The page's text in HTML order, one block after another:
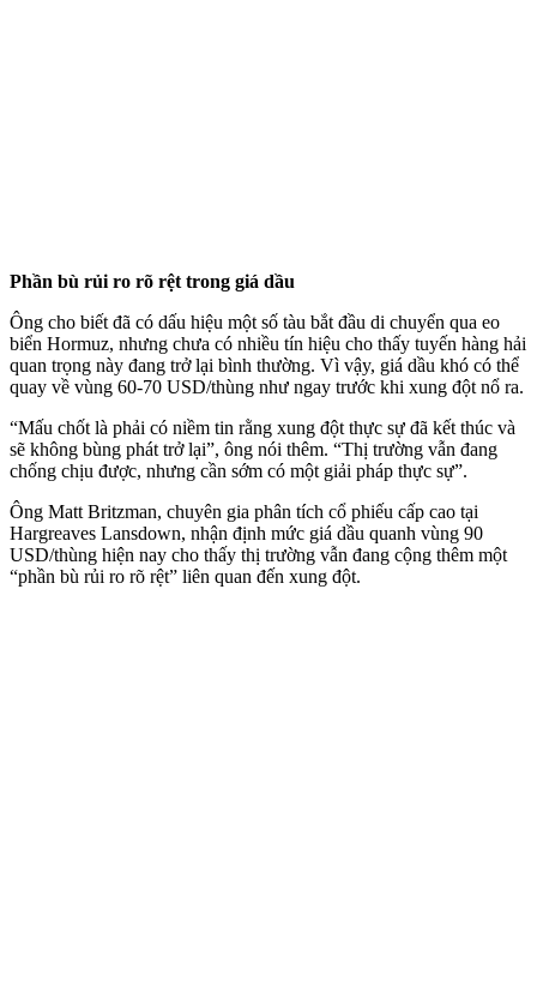
Phần bù rủi ro rõ rệt trong giá dầu
Ông cho biết đã có dấu hiệu một số tàu bắt đầu di chuyển qua eo
biển Hormuz, nhưng chưa có nhiều tín hiệu cho thấy tuyến hàng hải
quan trọng này đang trở lại bình thường. Vì vậy, giá dầu khó có thể
quay về vùng 60-70 USD/thùng như ngay trước khi xung đột nổ ra.
“Mấu chốt là phải có niềm tin rằng xung đột thực sự đã kết thúc và
sẽ không bùng phát trở lại”, ông nói thêm. “Thị trường vẫn đang
chống chịu được, nhưng cần sớm có một giải pháp thực sự”.
Ông Matt Britzman, chuyên gia phân tích cổ phiếu cấp cao tại
Hargreaves Lansdown, nhận định mức giá dầu quanh vùng 90
USD/thùng hiện nay cho thấy thị trường vẫn đang cộng thêm một
“phần bù rủi ro rõ rệt” liên quan đến xung đột.